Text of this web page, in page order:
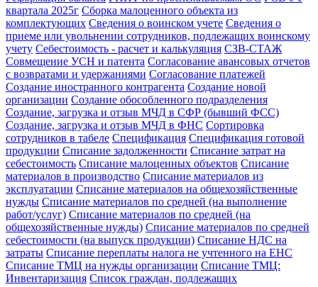
квартала 2025г Сборка малоценного объекта из
комплектующих Сведения о воинском учете Сведения о
приеме или увольнении сотрудников, подлежащих воинскому
учету Себестоимость - расчет и калькуляция СЗВ-СТАЖ
Совмещение УСН и патента Согласование авансовых отчетов
с возвратами и удержаниями Согласование платежей
Создание иностранного контрагента Создание новой
организации Создание обособленного подразделения
Создание, загрузка и отзыв МЧД в СФР (бывший ФСС)
Создание, загрузка и отзыв МЧД в ФНС Сортировка
сотрудников в табеле Спецификация Спецификация готовой
продукции Списание задолженности Списание затрат на
себестоимость Списание малоценных объектов Списание
материалов в производство Списание материалов из
эксплуатации Списание материалов на общехозяйственные
нужды Списание материалов по средней (на выполнение
работ/услуг) Списание материалов по средней (на
общехозяйственные нужды) Списание материалов по средней
себестоимости (на выпуск продукции) Списание НДС на
затраты Списание переплаты налога не учтенного на ЕНС
Списание ТМЦ на нужды организации Списание ТМЦ:
Инвентаризация Список граждан, подлежащих